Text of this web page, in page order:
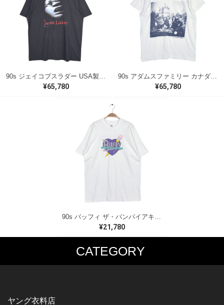
¥65,780 ¥65,780
90s バッフィ ザ・バンパイアキラー USA製 ヴィンテージ Tシャツ 映画 ムービーT 吸血鬼 ホラー BUFFY THE VAMPIRE SLAYER シングルステッチ フルーツオブザルーム メンズXL BA0023
¥21,780
CATEGORY
MUSIC TEE
HARDCORE / PUNK
T-SHIRTS
ヤング衣料店